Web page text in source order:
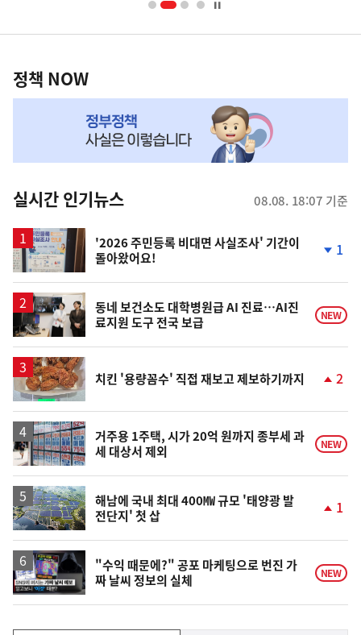
영
책
NOW,
뉴
스
정책 NOW
실시간 인기뉴스 08.08. 18:07 기준
'2026 주민등록 비대면 사실조사' 기간이
돌아왔어요!
락
1
동네 보건소도 대학병원급 AI 진료…AI진
료지원 도구 전국 보급
NEW
치킨 '용량꼼수' 직접 재보고 제보하기까지
승
2
거주용 1주택, 시가 20억 원까지 종부세 과
세 대상서 제외
NEW
해남에 국내 최대 400㎿ 규모 '태양광 발
전단지' 첫 삽
승
1
영
상
"수익 때문에?" 공포 마케팅으로 번진 가
짜 날씨 정보의 실체
NEW